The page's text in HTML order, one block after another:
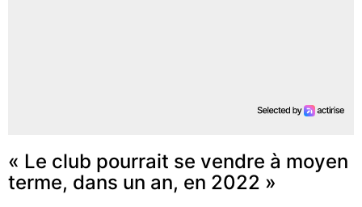
« Le club pourrait se vendre à moyen
terme, dans un an, en 2022 »